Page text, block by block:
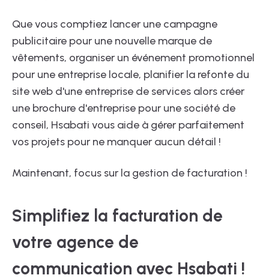
Que vous comptiez lancer une campagne
publicitaire pour une nouvelle marque de
vêtements, organiser un événement promotionnel
pour une entreprise locale, planifier la refonte du
site web d'une entreprise de services alors créer
une brochure d'entreprise pour une société de
conseil, Hsabati vous aide à gérer parfaitement
vos projets pour ne manquer aucun détail !
Maintenant, focus sur la gestion de facturation !
Simplifiez la facturation de
votre agence de
communication avec Hsabati !